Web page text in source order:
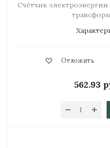
Счётчик электроэнергии
Отложить
562.93